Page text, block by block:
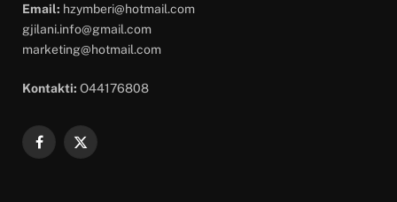
Email: hzymberi@hotmail.com
gjilani.info@gmail.com
marketing@hotmail.com
Kontakti: O44176808
Facebook
X